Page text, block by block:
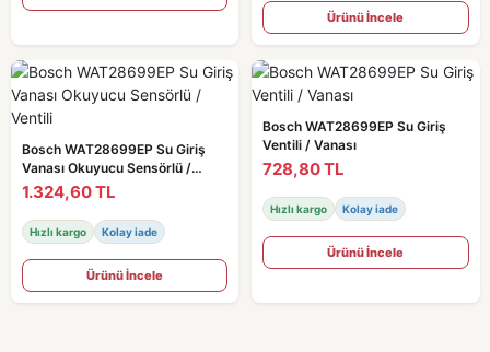
Ürünü İncele
Bosch WAT28699EP Su Giriş
Vanası Okuyucu Sensörlü /
Ventili
1.324,60 TL
Hızlı kargo Kolay iade
Ürünü İncele
Bosch WAT28699EP Su Giriş
Ventili / Vanası
728,80 TL
Hızlı kargo Kolay iade
Ürünü İncele